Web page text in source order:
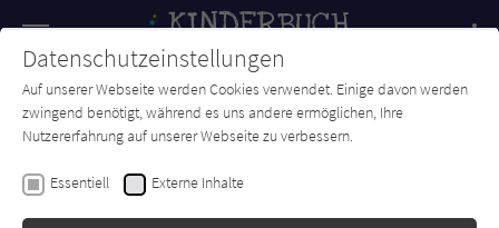
SUCHE Forum Charts Newsletter
Datenschutzeinstellungen
Auf unserer Webseite werden Cookies verwendet. Einige davon werden
zwingend benötigt, während es uns andere ermöglichen, Ihre
Nutzererfahrung auf unserer Webseite zu verbessern.
Essentiell Externe Inhalte